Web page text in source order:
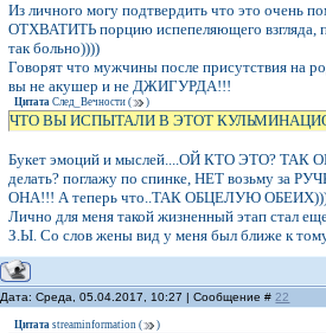
Из личного могу подтвердить что это очень
ОТХВАТИТЬ порцию испепеляющего взгляда,
так больно))))
Говорят что мужчины после присутствия на
вы не акушер и не ДЖИГУРДА!!!
Цитата След_Вечности ( )
ЧТО ВЫ ИСПЫТАЛИ В ЭТОТ
Букет эмоций и мыслей....ОЙ КТО ЭТО?
делать? поглажу по спинке, НЕТ возьму за
ОНА!!! А теперь что..ТАК ОБЦЕЛУЮ
Лично для меня такой жизненный этап
З.Ы. Со слов жены вид у меня был ближе к
Дата: Среда, 05.04.2017, 10:27 | Сообщение # 22
Цитата streaminformation ( )